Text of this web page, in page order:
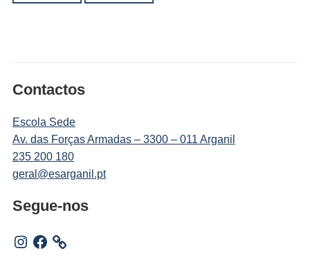
Contactos
Escola Sede
Av. das Forças Armadas – 3300 – 011 Arganil
235 200 180
geral@esarganil.pt
Segue-nos
Instagram
Facebook